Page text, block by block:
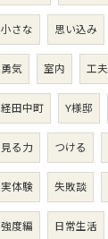
小さな 思い込み
勇気 室内 工夫
経田中町 Y様邸
見る力 つける
実体験 失敗談
強度編 日常生活